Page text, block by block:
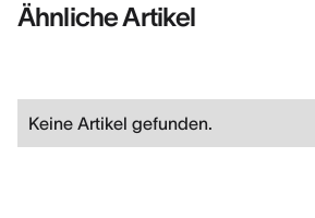
Ähnliche Artikel
Keine Artikel gefunden.